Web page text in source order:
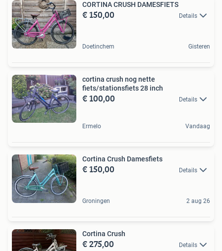
CORTINA CRUSH DAMESFIETS
€ 150,00 Details
Doetinchem Gisteren
cortina crush nog nette
fiets/stationsfiets 28 inch
€ 100,00 Details
Ermelo Vandaag
Cortina Crush Damesfiets
€ 150,00 Details
Groningen 2 aug 26
Cortina Crush
€ 275,00 Details